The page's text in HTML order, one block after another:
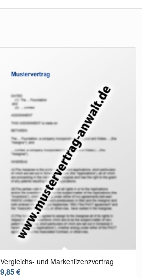
Vergleichs- und Markenlizenzvertrag
9,85€